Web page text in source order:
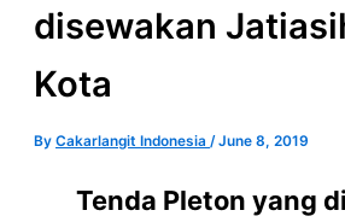
disewakan
Kota
By Cakarlangit Indonesia /June 8, 2019
Tenda Pleton yang